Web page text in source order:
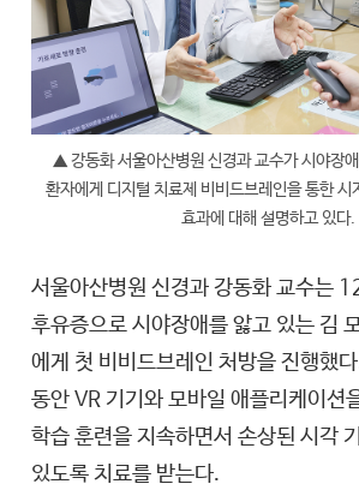
▲ 강동화 서울아산병원 신경과 교수가 시야장
환자에게 디지털 치료제 비비드브레인을 통한 시
효과에 대해 설명하고 있다.
서울아산병원 신경과 강동화 교수는
후유증으로 시야장애를 앓고 있는 김
에게 첫 비비드브레인 처방을 진행했
동안 VR 기기와 모바일 애플리케이션
학습 훈련을 지속하면서 손상된 시각
있도록 치료를 받는다.